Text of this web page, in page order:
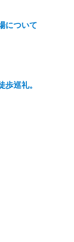
について
歩巡礼。